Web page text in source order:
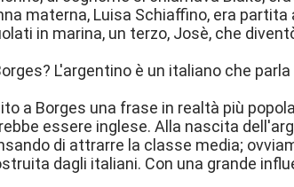
materna, Luisa Schiaffino, era
in marina, un terzo, Josè, che
L'argentino è un italiano che parla
a Borges una frase in realtà più
essere inglese. Alla nascita
di attrarre la classe media;
dagli italiani. Con una grande